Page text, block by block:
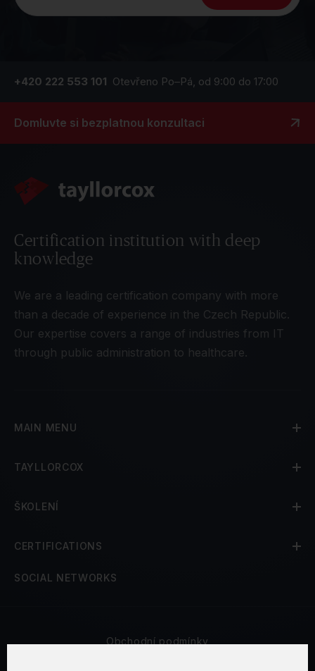
+420 222 553 101 Otevřeno Po–Pá, od 9:00 do 17:00
Domluvte si bezplatnou konzultaci
Certification institution with deep
knowledge
We are a leading certification company with more
than a decade of experience in the Czech Republic.
Our expertise covers a range of industries from IT
through public administration to healthcare.
MAIN MENU
TAYLLORCOX
ŠKOLENÍ
CERTIFICATIONS
SOCIAL NETWORKS
Obchodní podmínky